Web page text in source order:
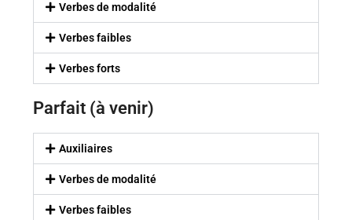
Verbes de modalité
Verbes faibles
Verbes forts
Parfait (à venir)
Auxiliaires
Verbes de modalité
Verbes faibles